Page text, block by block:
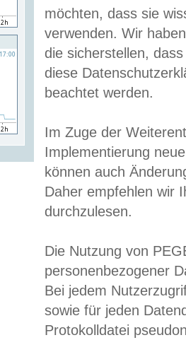
möchten, dass sie
verwenden. Wir
die sicherstellen,
diese
beachtet werden.
Im Zuge der
Implementierung
können auch
Daher empfehlen wir
durchzulesen.
Die Nutzung von
personenbezogener
Bei jedem
sowie für jeden
Protokolldatei